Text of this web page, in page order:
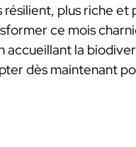
plus riche
ce mois
accueillant la
dès maintenant